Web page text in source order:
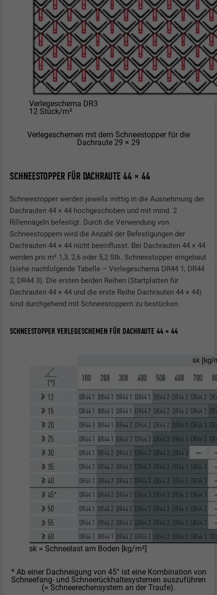
Verlegeschema DR3
12 Stück/m²
Verlegeschemen mit dem Schneestopper für die
Dachraute 29 × 29
SCHNEESTOPPER FÜR DACHRAUTE 44 × 44
Schneestopper werden jeweils mittig in die Ausnehmung der
Dachrauten 44 × 44 hochgeschoben und mit mind. 2
Rillennägeln befestigt. Durch die Verwendung von
Schneestoppern wird die Anzahl der Befestigungen der
Dachrauten 44 × 44 nicht beeinflusst. Bei Dachrauten 44 × 44
werden pro m² 1,3, 2,6 oder 5,2 Stk. Schneestopper eingebaut
(siehe nachfolgende Tabelle – Verlegeschema DR44 1, DR44
2, DR44 3). Die ersten beiden Reihen (Startplatten für
Dachrauten 44 × 44 und die erste Reihe Dachrauten 44 × 44)
sind durchgehend mit Schneestoppern zu bestücken.
SCHNEESTOPPER VERLEGESCHEMEN FÜR DACHRAUTE 44 × 44
sk = Schneelast am Boden [kg/m²]
* Ab einer Dachneigung von 45° ist eine Kombination von
Schneefang- und Schneerückhaltesystemen auszuführen
(= Schneerechensystem an der Traufe).